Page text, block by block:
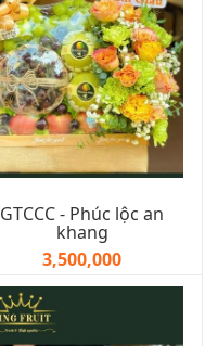
GTCCC - Phúc lộc an
khang
3,500,000